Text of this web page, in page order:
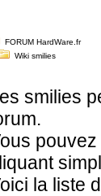
FORUM HardWare.fr
Wiki smilies
smilies
la liste